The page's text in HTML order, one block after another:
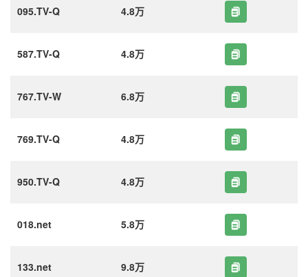
095.TV-Q 4.8万
587.TV-Q 4.8万
767.TV-W 6.8万
769.TV-Q 4.8万
950.TV-Q 4.8万
018.net 5.8万
133.net 9.8万